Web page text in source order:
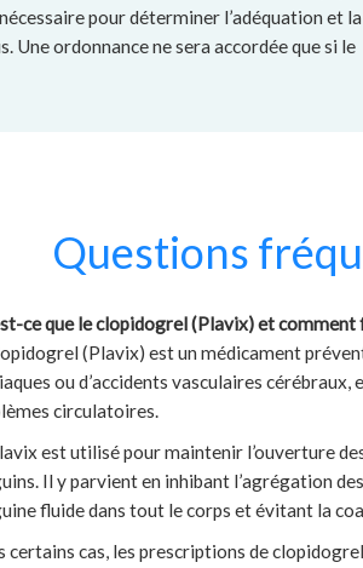
pour déterminer l’adéquation et la
Une ordonnance ne sera accordée que si le
Questions
ce que le clopidogrel (Plavix) et
(Plavix) est un médicament
ou d’accidents vasculaires
circulatoires.
est utilisé pour maintenir l’ouverture
Il y parvient en inhibant l’agrégation
fluide dans tout le corps et évitant la
certains cas, les prescriptions de